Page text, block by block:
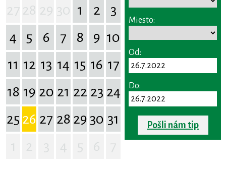
1 2
3
4
5 6 7 8 9 10
11 12 13 14 15 16 17
18 19 20 21 22 23 24
25 26 27 28 29 30 31
Miesto:
Od:
Do:
Pošli nám tip